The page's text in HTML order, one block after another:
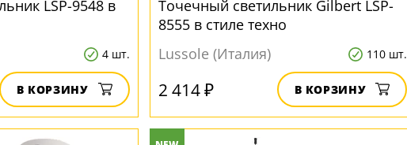
LSP-9548 в
4 шт.
В КОРЗИНУ
Точечный светильник Gilbert LSP-
8555 в стиле техно
Lussole (Италия)
110 шт.
2 414 ₽ В КОРЗИНУ